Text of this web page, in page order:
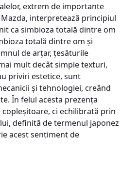
extrem de importante
interpretează principiul
ca simbioza totală dintre om
totală dintre om și
de arțar, țesăturile
mult decât simple texturi,
priviri estetice, sunt
și tehnologiei, creând
În felul acesta prezența
ci echilibrată prin
definită de termenul japonez
acest sentiment de